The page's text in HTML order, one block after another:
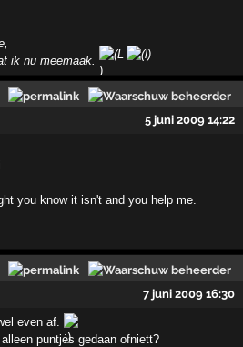
ik nu meemaak.
5 juni 2009 14:22
you know it isn't and you help me.
7 juni 2009 16:30
even af.
puntjes gedaan ofniett?